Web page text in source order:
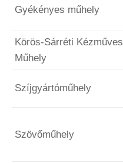
Gyékényes műhely
Körös-Sárréti Kézműves
Műhely
Szíjgyártóműhely
Szövőműhely